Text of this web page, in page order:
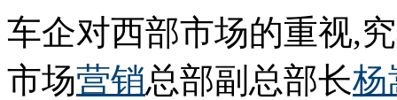
车企对西部市场的重视,
市场营销总部副总部长杨